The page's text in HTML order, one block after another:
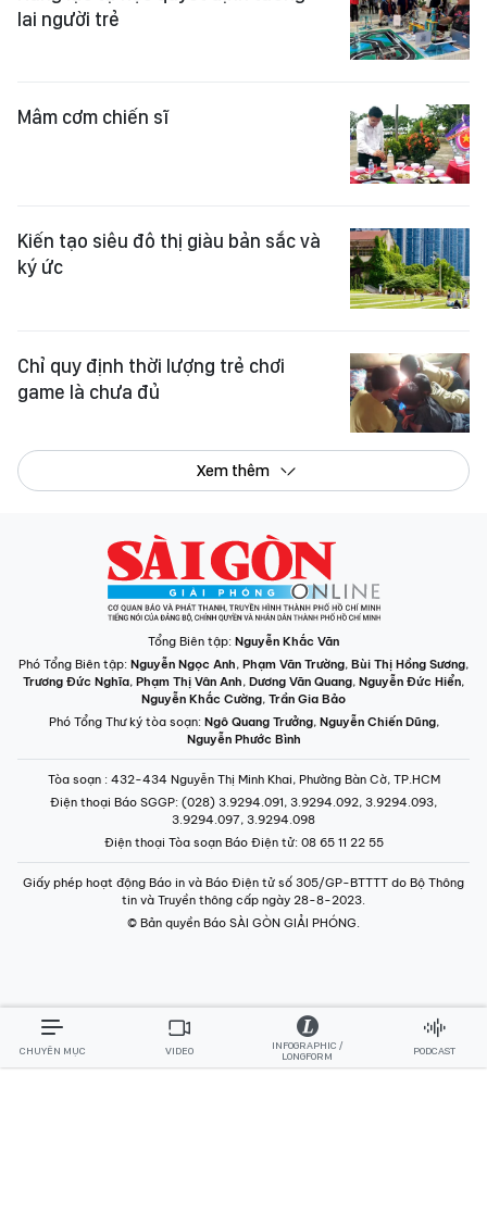
lai người trẻ
Mâm cơm chiến sĩ
Kiến tạo siêu đô thị giàu bản sắc và
ký ức
Chỉ quy định thời lượng trẻ chơi
game là chưa đủ
Xem thêm
Tổng Biên tập: Nguyễn Khắc Văn
Phó Tổng Biên tập: Nguyễn Ngọc Anh, Phạm Văn Trường, Bùi Thị Hồng Sương,
Trương Đức Nghĩa, Phạm Thị Vân Anh, Dương Văn Quang, Nguyễn Đức Hiển,
Nguyễn Khắc Cường, Trần Gia Bảo
Phó Tổng Thư ký tòa soạn: Ngô Quang Trưởng, Nguyễn Chiến Dũng,
Nguyễn Phước Bình
Tòa soạn : 432-434 Nguyễn Thị Minh Khai, Phường Bàn Cờ, TP.HCM
Điện thoại Báo SGGP: (028) 3.9294.091, 3.9294.092, 3.9294.093,
3.9294.097, 3.9294.098
Điện thoại Tòa soạn Báo Điện tử: 08 65 11 22 55
Giấy phép hoạt động Báo in và Báo Điện tử số 305/GP-BTTTT do Bộ Thông
tin và Truyền thông cấp ngày 28-8-2023.
© Bản quyền Báo SÀI GÒN GIẢI PHÓNG.
CHUYÊN MỤC VIDEO
INFOGRAPHIC /
LONGFORM
PODCAST